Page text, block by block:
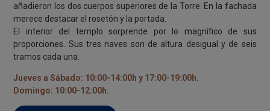
añadieron los dos cuerpos superiores de la Torre. En la fachada
merece destacar el rosetón y la portada.
El interior del templo sorprende por lo magnífico de sus
proporciones. Sus tres naves son de altura desigual y de seis
tramos cada una.
Jueves a Sábado: 10:00-14:00h y 17:00-19:00h.
Domingo: 10:00-12:00h.